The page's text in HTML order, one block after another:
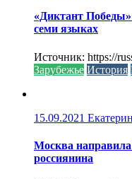
«Диктант Победы»
семи языках
Источник: https://
Зарубежье История
15.09.2021
Москва направила
россиянина